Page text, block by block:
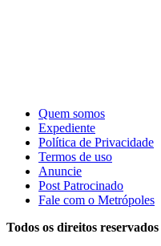
Quem somos
Expediente
Política de Privacidade
Termos de uso
Anuncie
Post Patrocinado
Fale com o Metrópoles
Todos os direitos reservados